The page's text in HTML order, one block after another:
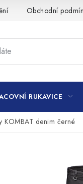
Obchodní
RUKAVICE
KOMBAT denim černé